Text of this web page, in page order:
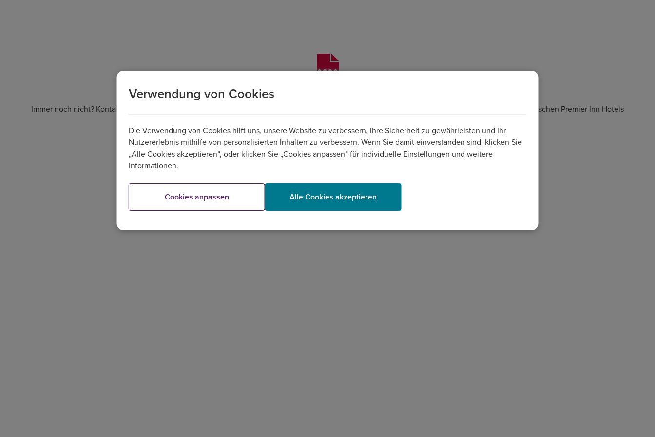
Oh nein, hier funktioniert etwas nicht richtig. Bitte versuchen Sie es erneut.
Immer noch nicht? Kontaktieren Sie uns telefonisch unter +49 (0) 69 244 330 431. Die Premier Inn Reservierungszentrale ist für Ihre Anfragen zu deutschen Premier Inn Hotels
Zurück zur Startseite
Verwendung von Cookies
Die Verwendung von Cookies hilft uns, unsere Website zu verbessern, ihre Sicherheit zu gewährleisten und Ihr
Nutzererlebnis mithilfe von personalisierten Inhalten zu verbessern. Wenn Sie damit einverstanden sind, klicken Sie
„Alle Cookies akzeptieren“, oder klicken Sie „Cookies anpassen“ für individuelle Einstellungen und weitere
Informationen.
Cookies anpassen Alle Cookies akzeptieren